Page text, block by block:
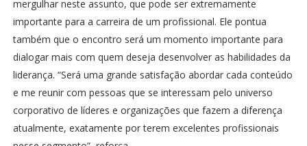
mergulhar neste assunto, que pode ser extremamente
importante para a carreira de um profissional. Ele pontua
também que o encontro será um momento importante para
dialogar mais com quem deseja desenvolver as habilidades da
liderança. “Será uma grande satisfação abordar cada conteúdo
e me reunir com pessoas que se interessam pelo universo
corporativo de líderes e organizações que fazem a diferença
atualmente, exatamente por terem excelentes profissionais